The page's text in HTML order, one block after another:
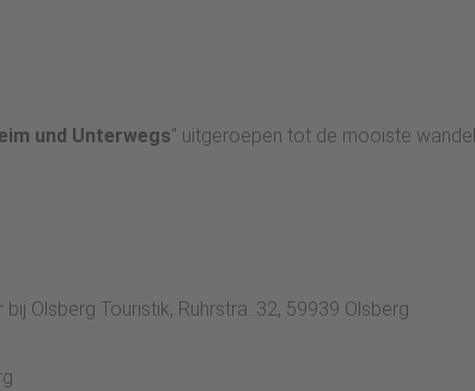
und Unterwegs" uitgeroepen tot de mooiste
Olsberg Touristik, Ruhrstra. 32, 59939 Olsberg.